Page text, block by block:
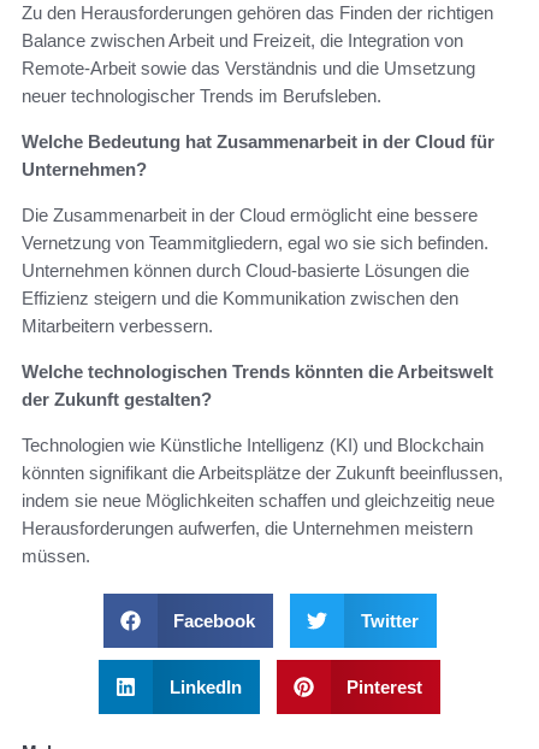
Zu den Herausforderungen gehören das Finden der richtigen
Balance zwischen Arbeit und Freizeit, die Integration von
Remote-Arbeit sowie das Verständnis und die Umsetzung
neuer technologischer Trends im Berufsleben.
Welche Bedeutung hat Zusammenarbeit in der Cloud für
Unternehmen?
Die Zusammenarbeit in der Cloud ermöglicht eine bessere
Vernetzung von Teammitgliedern, egal wo sie sich befinden.
Unternehmen können durch Cloud-basierte Lösungen die
Effizienz steigern und die Kommunikation zwischen den
Mitarbeitern verbessern.
Welche technologischen Trends könnten die Arbeitswelt
der Zukunft gestalten?
Technologien wie Künstliche Intelligenz (KI) und Blockchain
könnten signifikant die Arbeitsplätze der Zukunft beeinflussen,
indem sie neue Möglichkeiten schaffen und gleichzeitig neue
Herausforderungen aufwerfen, die Unternehmen meistern
müssen.
Facebook Twitter
LinkedIn Pinterest